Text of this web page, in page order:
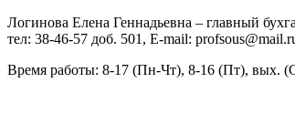
Логинова Елена Геннадьевна – главный
тел: 38-46-57 доб. 501, E-mail:
Время работы: 8-17 (Пн-Чт), 8-16 (Пт), вых.